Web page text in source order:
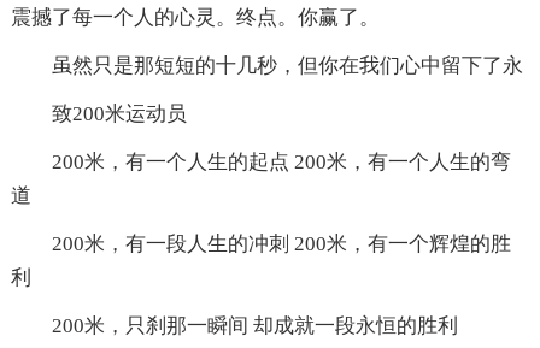
震撼了每一个人的心灵。终点。你赢了。
虽然只是那短短的十几秒，但你在我们心中留下了永
致200米运动员
200米，有一个人生的起点 200米，有一个人生的弯
道
200米，有一段人生的冲刺 200米，有一个辉煌的胜
利
200米，只刹那一瞬间 却成就一段永恒的胜利